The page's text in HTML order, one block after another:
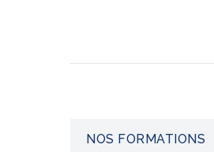
NOS FORMATIONS